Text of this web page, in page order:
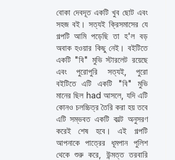
বোকা দেবদূত একটি খুব ছোট এবং
সহজ বই। সত্যই ক্রিসমাসের যে
গল্পটি আমি পড়েছি তা হ'ল বড়
অবাক হওয়ার কিছু নেই। বইটিতে
একটি "বি" মুভি স্টারলেট রয়েছে
এবং পুরোপুরি সত্যই, পুরো
বইটিতে এটি একটি "বি" মুভি
মানের ছিল had আসলে, যদি এটি
কোনও চলচ্চিত্র তৈরি করা হয় তবে
এটি সম্ভবত একটি কাল্ট অনুসরণ
করেই শেষ হবে। এই গল্পটি
আপনাকে পাত্রের ধূমপান পুলিশ
থেকে শুরু করে, উন্মত্ত তরবারি